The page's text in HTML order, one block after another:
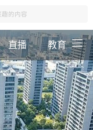
直播 教育